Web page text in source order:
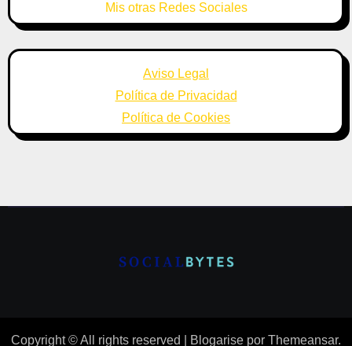
Mis otras Redes Sociales
Aviso Legal
Política de Privacidad
Política de Cookies
Copyright © All rights reserved Blogarise por Themeansar.